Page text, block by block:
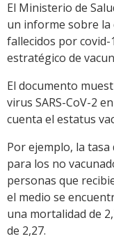
El Ministerio de
un informe sobre la
fallecidos por covid-
estratégico de
El documento
virus SARS-CoV-2
cuenta el estatus
Por ejemplo, la
para los no
personas que
el medio se
una mortalidad de
de 2,27.